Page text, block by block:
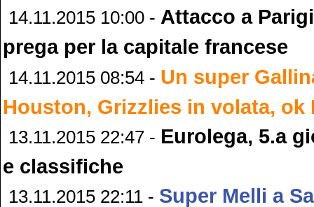
14.11.2015 10:00 - Attacco a
prega per la capitale francese
14.11.2015 08:54 - Un super
Houston, Grizzlies in volata, ok
13.11.2015 22:47 - Eurolega, 5.a
e classifiche
13.11.2015 22:11 - Super Melli a